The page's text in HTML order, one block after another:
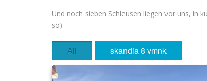
Und noch sieben Schleusen liegen vor uns, in
so)
All skandia 8 vmnk